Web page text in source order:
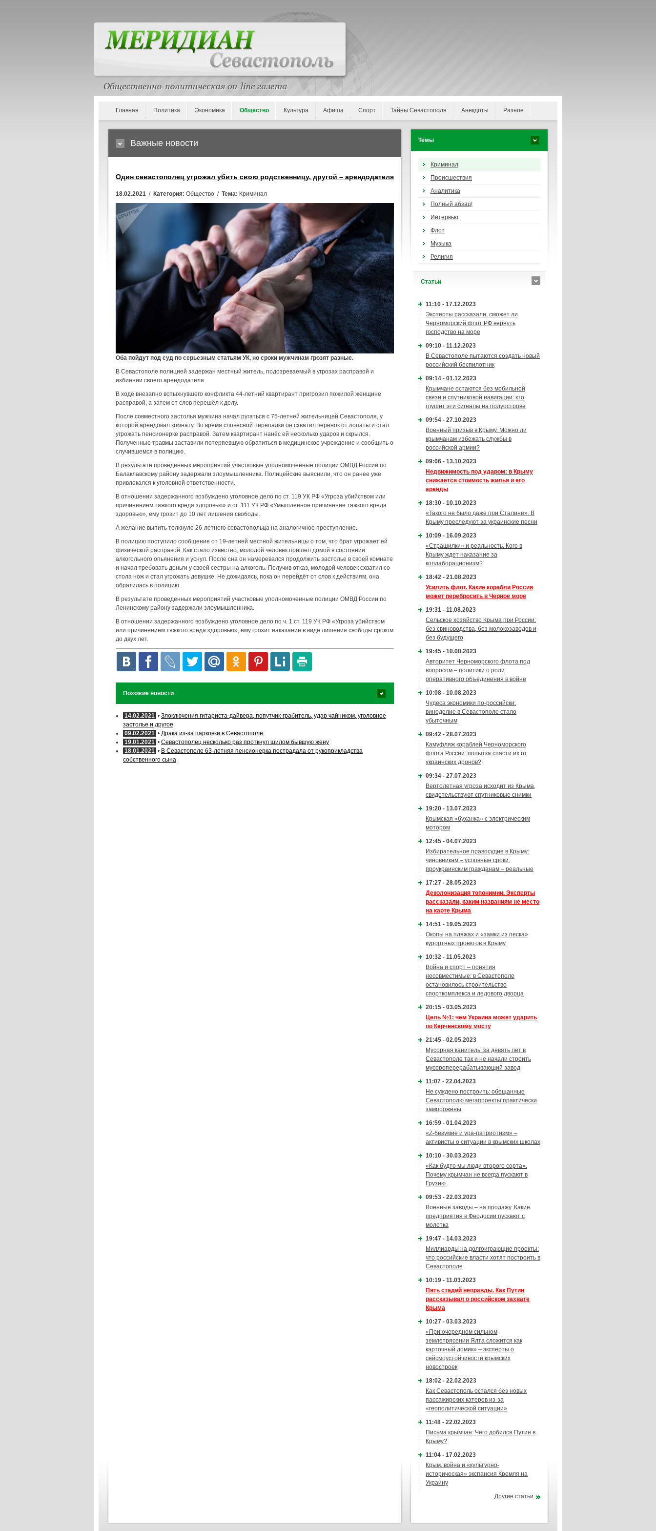
Главная Политика Экономика Общество Культура Афиша Спорт Тайны Севастополя Анекдоты Разное
Важные новости
Один севастополец угрожал убить свою родственницу, другой – арендодателя
18.02.2021 / Категория: Общество / Тема: Криминал
Оба пойдут под суд по серьезным статьям УК, но сроки мужчинам грозят разные.
В Севастополе полицией задержан местный житель, подозреваемый в угрозах расправой и
избиении своего арендодателя.
В ходе внезапно вспыхнувшего конфликта 44-летний квартирант пригрозил пожилой женщине
расправой, а затем от слов перешёл к делу.
После совместного застолья мужчина начал ругаться с 75-летней жительницей Севастополя, у
которой арендовал комнату. Во время словесной перепалки он схватил черенок от лопаты и стал
угрожать пенсионерке расправой. Затем квартирант нанёс ей несколько ударов и скрылся.
Полученные травмы заставили потерпевшую обратиться в медицинское учреждение и сообщить о
случившемся в полицию.
В результате проведенных мероприятий участковые уполномоченные полиции ОМВД России по
Балаклавскому району задержали злоумышленника. Полицейские выяснили, что он ранее уже
привлекался к уголовной ответственности.
В отношении задержанного возбуждено уголовное дело по ст. 119 УК РФ «Угроза убийством или
причинением тяжкого вреда здоровью» и ст. 111 УК РФ «Умышленное причинение тяжкого вреда
здоровью», ему грозит до 10 лет лишения свободы.
А желание выпить толкнуло 26-летнего севастопольца на аналогичное преступление.
В полицию поступило сообщение от 19-летней местной жительницы о том, что брат угрожает ей
физической расправой. Как стало известно, молодой человек пришёл домой в состоянии
алкогольного опьянения и уснул. После сна он намеревался продолжить застолье в своей комнате
и начал требовать деньги у своей сестры на алкоголь. Получив отказ, молодой человек схватил со
стола нож и стал угрожать девушке. Не дожидаясь, пока он перейдёт от слов к действиям, она
обратилась в полицию.
В результате проведенных мероприятий участковые уполномоченные полиции ОМВД России по
Ленинскому району задержали злоумышленника.
В отношении задержанного возбуждено уголовное дело по ч. 1 ст. 119 УК РФ «Угроза убийством
или причинением тяжкого вреда здоровью», ему грозит наказание в виде лишения свободы сроком
до двух лет.
Похожие новости
14.02.2021 • Злоключения гитариста-дайвера, попутчик-грабитель, удар чайником, уголовное
застолье и другое
09.02.2021 • Драка из-за парковки в Севастополе
19.01.2021 • Севастополец несколько раз проткнул шилом бывшую жену
18.01.2021 • В Севастополе 63-летняя пенсионерка пострадала от рукоприкладства
собственного сына
Темы
Криминал
Происшествия
Аналитика
Полный абзац!
Интервью
Флот
Музыка
Религия
Cтатьи
11:10 - 17.12.2023
Эксперты рассказали, сможет ли
Черноморский флот РФ вернуть
господство на море
09:10 - 11.12.2023
В Севастополе пытаются создать новый
российский беспилотник
09:14 - 01.12.2023
Крымчане остаются без мобильной
связи и спутниковой навигации: кто
глушит эти сигналы на полуострове
09:54 - 27.10.2023
Военный призыв в Крыму. Можно ли
крымчанам избежать службы в
российской армии?
09:06 - 13.10.2023
Недвижимость под ударом: в Крыму
снижается стоимость жилья и его
аренды
18:30 - 10.10.2023
«Такого не было даже при Сталине». В
Крыму преследуют за украинские песни
10:09 - 16.09.2023
«Страшилки» и реальность. Кого в
Крыму ждет наказание за
коллаборационизм?
18:42 - 21.08.2023
Усилить флот. Какие корабли Россия
может перебросить в Черное море
19:31 - 11.08.2023
Сельское хозяйство Крыма при России:
без свиноводства, без молокозаводов и
без будущего
19:45 - 10.08.2023
Авторитет Черноморского флота под
вопросом – политики о роли
оперативного объединения в войне
10:08 - 10.08.2023
Чудеса экономики по-российски:
виноделие в Севастополе стало
убыточным
09:42 - 28.07.2023
Камуфляж кораблей Черноморского
флота России: попытка спасти их от
украинских дронов?
09:34 - 27.07.2023
Вертолетная угроза исходит из Крыма,
свидетельствуют спутниковые снимки
19:20 - 13.07.2023
Крымская «буханка» с электрическим
мотором
12:45 - 04.07.2023
Избирательное правосудие в Крыму:
чиновникам – условные сроки,
проукраинским гражданам – реальные
17:27 - 28.05.2023
Деколонизация топонимии. Эксперты
рассказали, каким названиям не место
на карте Крыма
14:51 - 19.05.2023
Окопы на пляжах и «замки из песка»
курортных проектов в Крыму
10:32 - 11.05.2023
Война и спорт – понятия
несовместимые: в Севастополе
остановилось строительство
спорткомплекса и ледового дворца
20:15 - 03.05.2023
Цель №1: чем Украина может ударить
по Керченскому мосту
21:45 - 02.05.2023
Мусорная канитель: за девять лет в
Севастополе так и не начали строить
мусороперерабатывающий завод
11:07 - 22.04.2023
Не суждено построить: обещанные
Севастополю мегапроекты практически
заморожены
16:59 - 01.04.2023
«Z-безумие и ура-патриотизм» –
активисты о ситуации в крымских школах
10:10 - 30.03.2023
«Как будто мы люди второго сорта».
Почему крымчан не всегда пускают в
Грузию
09:53 - 22.03.2023
Военные заводы – на продажу. Какие
предприятия в Феодосии пускают с
молотка
19:47 - 14.03.2023
Миллиарды на долгоиграющие проекты:
что российские власти хотят построить в
Севастополе
10:19 - 11.03.2023
Пять стадий неправды. Как Путин
рассказывал о российском захвате
Крыма
10:27 - 03.03.2023
«При очередном сильном
землетрясении Ялта сложится как
карточный домик» – эксперты о
сейсмоустойчивости крымских
новостроек
18:02 - 22.02.2023
Как Севастополь остался без новых
пассажирских катеров из-за
«геополитической ситуации»
11:48 - 22.02.2023
Письма крымчан: Чего добился Путин в
Крыму?
11:04 - 17.02.2023
Крым, война и «культурно-
историческая» экспансия Кремля на
Украину
Другие статьи